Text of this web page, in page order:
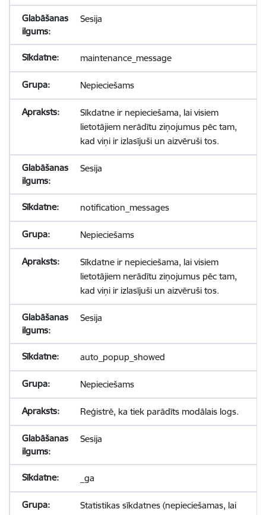
Sesija
maintenance_message
Nepieciešams
Sīkdatne ir nepieciešama, lai visiem
lietotājiem nerādītu ziņojumus pēc tam,
kad viņi ir izlasījuši un aizvēruši tos.
Sesija
notification_messages
Nepieciešams
Sīkdatne ir nepieciešama, lai visiem
lietotājiem nerādītu ziņojumus pēc tam,
kad viņi ir izlasījuši un aizvēruši tos.
Sesija
auto_popup_showed
Nepieciešams
Reģistrē, ka tiek parādīts modālais logs.
Sesija
_ga
Statistikas sīkdatnes (nepieciešamas, lai